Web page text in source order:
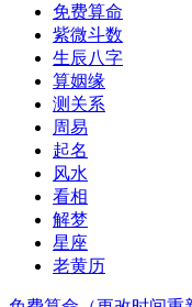
免费算命
紫微斗数
生辰八字
算姻缘
测关系
周易
起名
风水
看相
解梦
星座
老黄历